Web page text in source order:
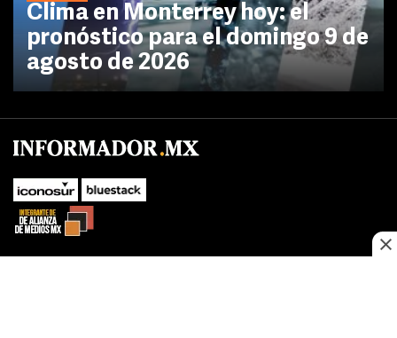
Clima en Monterrey hoy: el
pronóstico para el domingo 9 de
agosto de 2026